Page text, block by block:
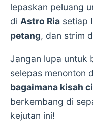
lepaskan peluang
di Astro Ria setiap
petang, dan strim
Jangan lupa untuk
selepas menonton
bagaimana kisah
berkembang di
kejutan ini!